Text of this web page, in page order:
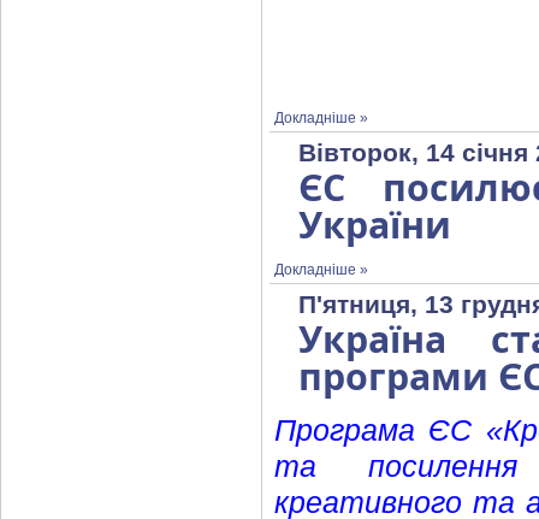
Докладніше »
Вівторок, 14
ЄС
України
Докладніше »
П'ятниця, 13
Україна
програми
Програма ЄС
та посилення
креативного та